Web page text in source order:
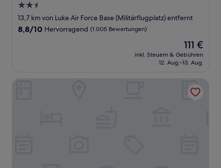
2.5-
Sterne-
Unterkunft
13,7 km von Luke Air Force Base (Militärflugplatz) entfernt
8.8
8,8/10 Hervorragend (1.005 Bewertungen)
Der
Preis
beträgt
111 €
inkl. Steuern & Gebühren
12. Aug.–13. Aug.